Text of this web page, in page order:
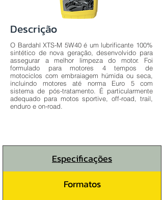
Descrição
O Bardahl XTS-M 5W40 é um lubrificante 100%
sintético de nova geração, desenvolvido para
assegurar a melhor limpeza do motor. Foi
formulado para motores 4 tempos de
motociclos com embraiagem húmida ou seca,
incluindo motores até norma Euro 5 com
sistema de pós-tratamento. É particularmente
adequado para motos sportive, off-road, trail,
enduro e on-road.
Especificações
Formatos